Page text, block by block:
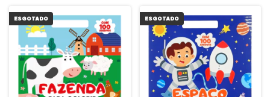
ESGOTADO ESGOTADO